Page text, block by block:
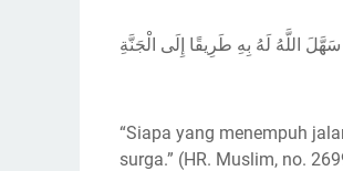
“Siapa yang menempuh
surga.” (HR. Muslim, no.